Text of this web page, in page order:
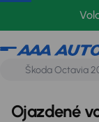
Audi
Ojazdené